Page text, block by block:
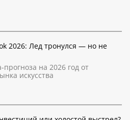
2026: Лед тронулся — но не
на 2026 год от
искусства